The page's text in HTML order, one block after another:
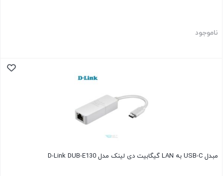
ناموجود
مبدل USB-C به LAN گیگابیت دی لینک مدل D-Link DUB-E130